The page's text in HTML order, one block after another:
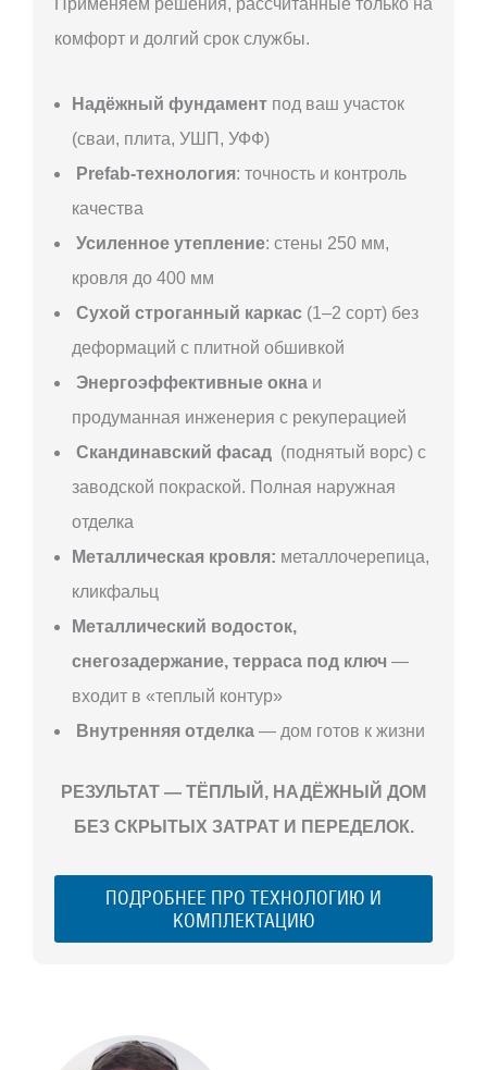
Применяем решения, рассчитанные только на
комфорт и долгий срок службы.
Надёжный фундамент под ваш участок
(сваи, плита, УШП, УФФ)
Prefab-технология: точность и контроль
качества
Усиленное утепление: стены 250 мм,
кровля до 400 мм
Сухой строганный каркас (1–2 сорт) без
деформаций с плитной обшивкой
Энергоэффективные окна и
продуманная инженерия с рекуперацией
Скандинавский фасад (поднятый ворс) с
заводской покраской. Полная наружная
отделка
Металлическая кровля: металлочерепица,
кликфальц
Металлический водосток,
снегозадержание, терраса под ключ —
входит в «теплый контур»
Внутренняя отделка — дом готов к жизни
РЕЗУЛЬТАТ — ТЁПЛЫЙ, НАДЁЖНЫЙ ДОМ
БЕЗ СКРЫТЫХ ЗАТРАТ И ПЕРЕДЕЛОК.
ПОДРОБНЕЕ ПРО ТЕХНОЛОГИЮ И
КОМПЛЕКТАЦИЮ